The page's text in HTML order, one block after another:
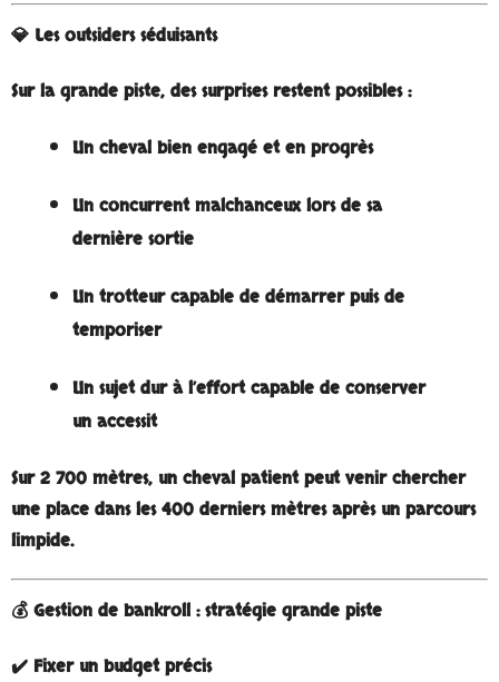
💎 Les outsiders séduisants
Sur la grande piste, des surprises restent possibles :
Un cheval bien engagé et en progrès
Un concurrent malchanceux lors de sa
dernière sortie
Un trotteur capable de démarrer puis de
temporiser
Un sujet dur à l’effort capable de conserver
un accessit
Sur 2 700 mètres, un cheval patient peut venir chercher
une place dans les 400 derniers mètres après un parcours
limpide.
💰 Gestion de bankroll : stratégie grande piste
✔️ Fixer un budget précis